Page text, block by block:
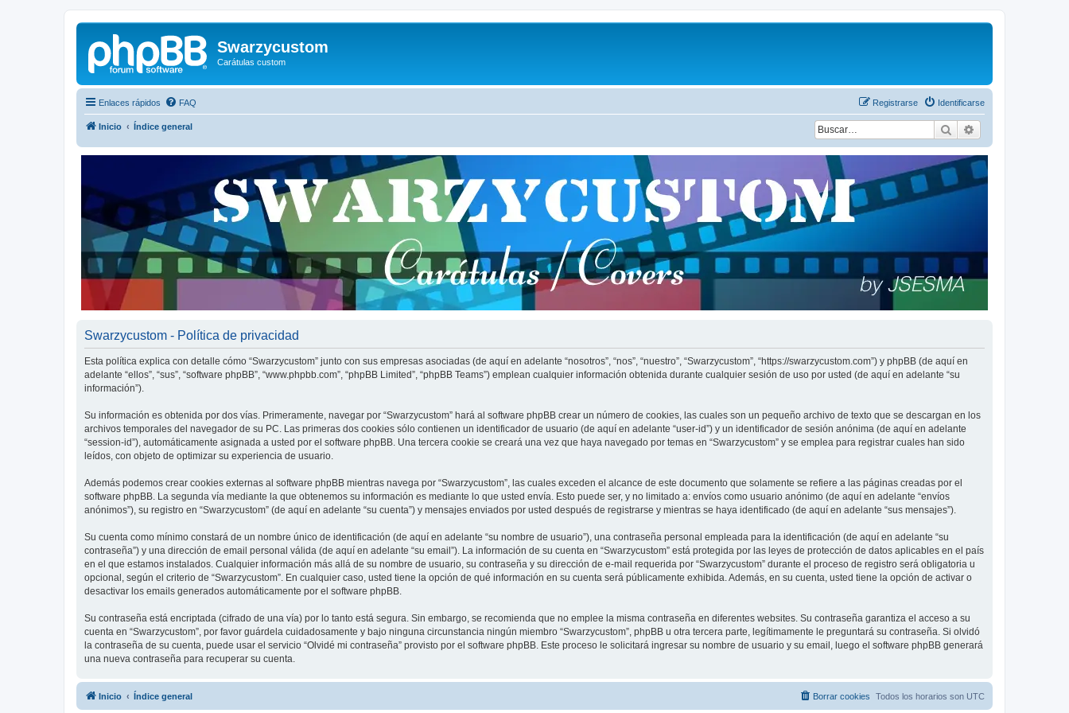
Swarzycustom
Carátulas custom
Enlaces rápidos FAQ Identificarse
Registrarse
Inicio Índice general Buscar
Swarzycustom - Política de privacidad
Esta política explica con detalle cómo “Swarzycustom” junto con sus empresas asociadas (de aquí en adelante “nosotros”, “nos”, “nuestro”, “Swarzycustom”, “https://swarzycustom.com”) y phpBB (de aquí en
adelante “ellos”, “sus”, “software phpBB”, “www.phpbb.com”, “phpBB Limited”, “phpBB Teams”) emplean cualquier información obtenida durante cualquier sesión de uso por usted (de aquí en adelante “su
información”).
Su información es obtenida por dos vías. Primeramente, navegar por “Swarzycustom” hará al software phpBB crear un número de cookies, las cuales son un pequeño archivo de texto que se descargan en los
archivos temporales del navegador de su PC. Las primeras dos cookies sólo contienen un identificador de usuario (de aquí en adelante “user-id”) y un identificador de sesión anónima (de aquí en adelante
“session-id”), automáticamente asignada a usted por el software phpBB. Una tercera cookie se creará una vez que haya navegado por temas en “Swarzycustom” y se emplea para registrar cuales han sido
leídos, con objeto de optimizar su experiencia de usuario.
Además podemos crear cookies externas al software phpBB mientras navega por “Swarzycustom”, las cuales exceden el alcance de este documento que solamente se refiere a las páginas creadas por el
software phpBB. La segunda vía mediante la que obtenemos su información es mediante lo que usted envía. Esto puede ser, y no limitado a: envíos como usuario anónimo (de aquí en adelante “envíos
anónimos”), su registro en “Swarzycustom” (de aquí en adelante “su cuenta”) y mensajes enviados por usted después de registrarse y mientras se haya identificado (de aquí en adelante “sus mensajes”).
Su cuenta como mínimo constará de un nombre único de identificación (de aquí en adelante “su nombre de usuario”), una contraseña personal empleada para la identificación (de aquí en adelante “su
contraseña”) y una dirección de email personal válida (de aquí en adelante “su email”). La información de su cuenta en “Swarzycustom” está protegida por las leyes de protección de datos aplicables en el país
en el que estamos instalados. Cualquier información más allá de su nombre de usuario, su contraseña y su dirección de e-mail requerida por “Swarzycustom” durante el proceso de registro será obligatoria u
opcional, según el criterio de “Swarzycustom”. En cualquier caso, usted tiene la opción de qué información en su cuenta será públicamente exhibida. Además, en su cuenta, usted tiene la opción de activar o
desactivar los emails generados automáticamente por el software phpBB.
Su contraseña está encriptada (cifrado de una vía) por lo tanto está segura. Sin embargo, se recomienda que no emplee la misma contraseña en diferentes websites. Su contraseña garantiza el acceso a su
cuenta en “Swarzycustom”, por favor guárdela cuidadosamente y bajo ninguna circunstancia ningún miembro “Swarzycustom”, phpBB u otra tercera parte, legítimamente le preguntará su contraseña. Si olvidó
la contraseña de su cuenta, puede usar el servicio “Olvidé mi contraseña” provisto por el software phpBB. Este proceso le solicitará ingresar su nombre de usuario y su email, luego el software phpBB generará
una nueva contraseña para recuperar su cuenta.
Inicio Índice general Todos los horarios son UTC
Borrar cookies